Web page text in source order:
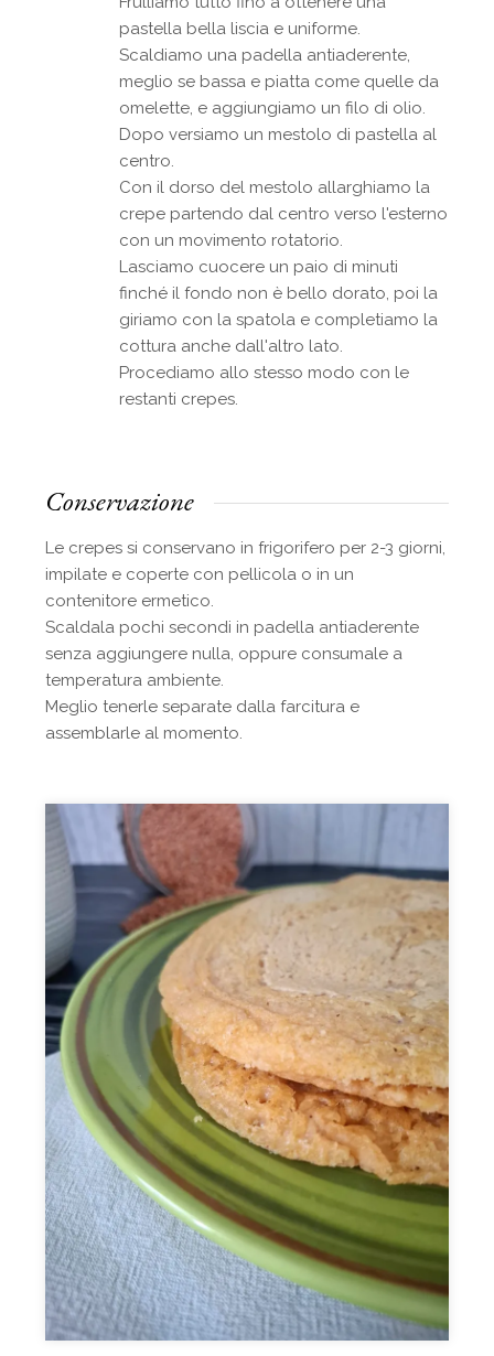
pastella bella liscia e uniforme.
Scaldiamo una padella antiaderente,
meglio se bassa e piatta come quelle da
omelette, e aggiungiamo un filo di olio.
Dopo versiamo un mestolo di pastella al
centro.
Con il dorso del mestolo allarghiamo la
crepe partendo dal centro verso l'esterno
con un movimento rotatorio.
Lasciamo cuocere un paio di minuti
finché il fondo non è bello dorato, poi la
giriamo con la spatola e completiamo la
cottura anche dall'altro lato.
Procediamo allo stesso modo con le
restanti crepes.
Conservazione
Le crepes si conservano in frigorifero per 2-3 giorni,
impilate e coperte con pellicola o in un
contenitore ermetico.
Scaldala pochi secondi in padella antiaderente
senza aggiungere nulla, oppure consumale a
temperatura ambiente.
Meglio tenerle separate dalla farcitura e
assemblarle al momento.